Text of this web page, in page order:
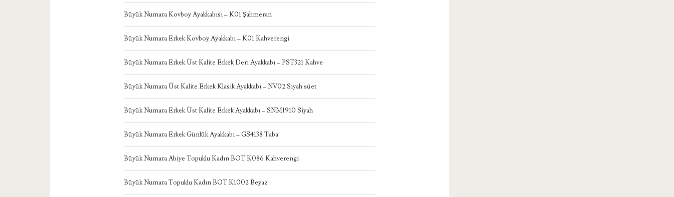
Büyük Numara Kovboy Ayakkabısı – K01 Şahmeran
Büyük Numara Erkek Kovboy Ayakkabı – K01 Kahverengi
Büyük Numara Erkek Üst Kalite Erkek Deri Ayakkabı – PST321 Kahve
Büyük Numara Üst Kalite Erkek Klasik Ayakkabı – NV02 Siyah süet
Büyük Numara Erkek Üst Kalite Erkek Ayakkabı – SNM1910 Siyah
Büyük Numara Erkek Günlük Ayakkabı – GS4138 Taba
Büyük Numara Abiye Topuklu Kadın BOT K086 Kahverengi
Büyük Numara Topuklu Kadın BOT K1002 Beyaz